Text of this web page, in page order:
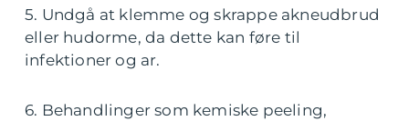
5. Undgå at klemme og skrappe akneudbrud
eller hudorme, da dette kan føre til
infektioner og ar.
6. Behandlinger som kemiske peeling,